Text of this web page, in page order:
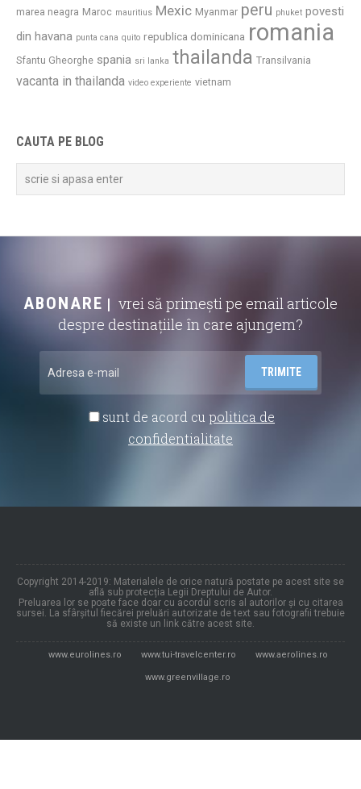
marea neagra Maroc mauritius Mexic Myanmar peru phuket povesti
din havana punta cana quito republica dominicana romania
Sfantu Gheorghe spania sri lanka thailanda Transilvania
vacanta in thailanda video experiente vietnam
CAUTA PE BLOG
ABONARE
vrei să primești pe email articole
despre destinațiile în care ajungem?
sunt de acord cu politica de
confidentialitate
Copyright 2014-2019: Materialele de orice natură postate pe acest site se
află sub protecția Legii Dreptului de Autor.
Preluarea lor se poate face doar cu acordul scris al autorilor și cu citarea
sursei. La sfârșitul fiecărei preluări autorizate de text sau fotografii trebuie
să existe un link către acest site.
www.eurolines.ro www.tui-travelcenter.ro www.aerolines.ro
www.greenvillage.ro